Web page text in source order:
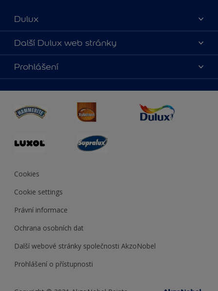
Dulux
O nás
Kontaktujte nás
Najít obchod
Další Dulux web stránky
duluxmalir.cz
duluxmaliar.sk
duluxprodejnabarev.cz
duluxpredajnafarieb.sk
Prohlášení
Cookies
Cookie settings
Právní informace
Ochrana osobních dat
Další webové stránky společnosti AkzoNobel
Prohlášení o přístupnosti